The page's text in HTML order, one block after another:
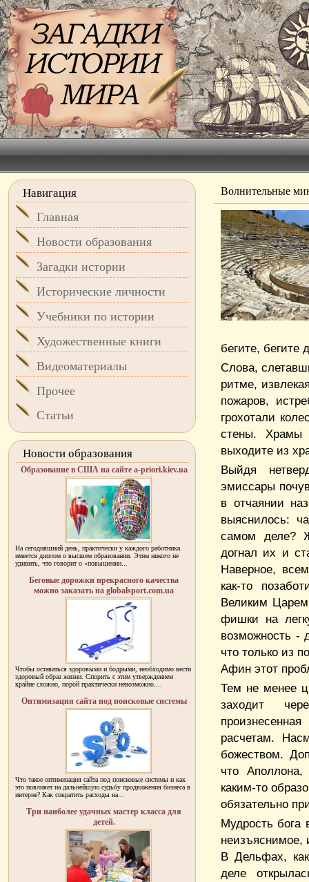
Волнительные
бегите, бегите
Слова,
ритме,
пожаров,
грохотали
стены. Храмы
выходите из
Выйдя
эмиссары
в отчаянии
выяснилось:
самом деле?
догнал их и
Наверное,
как-то
Великим
фишки на
возможность -
что только из
Афин этот
Тем не менее
заходит
расчетам.
божеством.
что Аполлона,
каким-то
обязательно
Мудрость бога
неизъяснимое,
В Дельфах,
деле
Навигация
Главная
Новости образования
Загадки истории
Исторические личности
Учебники по истории
Художественные книги
Видеоматериалы
Прочее
Статьи
Новости образования
Образование в США на сайте a-priori.kiev.ua
На сегодняшний день, практически у каждого работника
имеется диплом о высшем образовании. Этим никого не
удивить, что говорит о «повышении...
Беговые дорожки прекрасного качества
можно заказать на globalsport.com.ua
Чтобы оставаться здоровыми и бодрыми, необходимо вести
здоровый образ жизни. Спорить с этим утверждением
крайне сложно, порой практически невозможно....
Оптимизация сайта под поисковые системы
Что такое оптимизация сайта под поисковые системы и как
это повлияет на дальнейшую судьбу продвижения бизнеса в
интерне? Как сократить расходы на...
Три наиболее удачных мастер класса для
детей.